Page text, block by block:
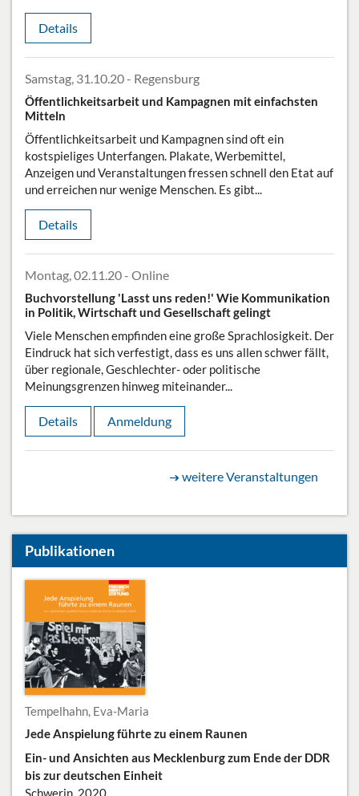
Details
Samstag, 31.10.20 - Regensburg
Öffentlichkeitsarbeit und Kampagnen mit einfachsten
Mitteln
Öffentlichkeitsarbeit und Kampagnen sind oft ein
kostspieliges Unterfangen. Plakate, Werbemittel,
Anzeigen und Veranstaltungen fressen schnell den Etat auf
und erreichen nur wenige Menschen. Es gibt...
Details
Montag, 02.11.20 - Online
Buchvorstellung 'Lasst uns reden!' Wie Kommunikation
in Politik, Wirtschaft und Gesellschaft gelingt
Viele Menschen empfinden eine große Sprachlosigkeit. Der
Eindruck hat sich verfestigt, dass es uns allen schwer fällt,
über regionale, Geschlechter- oder politische
Meinungsgrenzen hinweg miteinander...
Details Anmeldung
weitere Veranstaltungen
Publikationen
Tempelhahn, Eva-Maria
Jede Anspielung führte zu einem Raunen
Ein- und Ansichten aus Mecklenburg zum Ende der DDR
bis zur deutschen Einheit
Schwerin, 2020